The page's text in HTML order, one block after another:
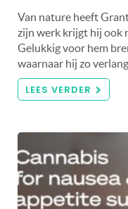
Van nature heeft
zijn werk krijgt hij ook
Gelukkig voor hem
waarnaar hij zo
LEES VERDER